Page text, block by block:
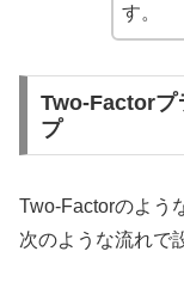
す。
Two-Factorプ
プ
Two-Factorのよう
次のような流れで